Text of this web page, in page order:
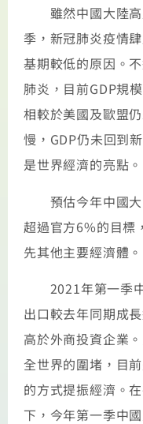
雖然中國大陸高
季，新冠肺炎疫情
基期較低的原因。
肺炎，目前GDP規
相較於美國及歐盟
慢，GDP仍未回到
是世界經濟的亮點。
預估今年中國大
超過官方6%的目標
先其他主要經濟體。
2021年第一季中
出口較去年同期成
高於外商投資企業
全世界的圍堵，目
的方式提振經濟。
下，今年第一季中